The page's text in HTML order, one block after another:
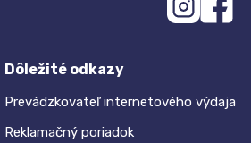
Dôležité odkazy
Prevádzkovateľ internetového výdaja
Reklamačný poriadok